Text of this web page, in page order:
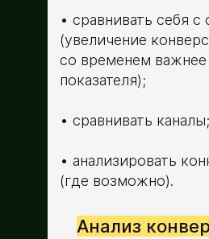
сравнивать себя с
(увеличение
со временем важнее
показателя);
сравнивать каналы;
анализировать
(где возможно).
Анализ